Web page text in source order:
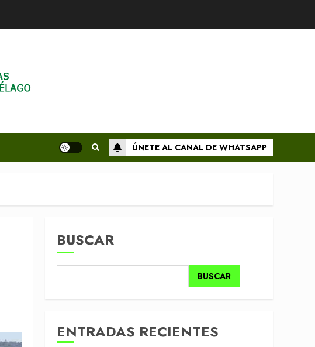
ÚNETE AL CANAL DE WHATSAPP
BUSCAR
BUSCAR
ENTRADAS RECIENTES